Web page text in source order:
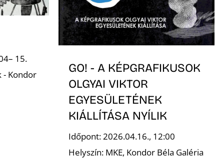
15.
- Kondor
GO! - A KÉPGRAFIKUSOK
OLGYAI VIKTOR
EGYESÜLETÉNEK
KIÁLLÍTÁSA NYÍLIK
Időpont: 2026.04.16., 12:00
Helyszín: MKE, Kondor Béla Galéria